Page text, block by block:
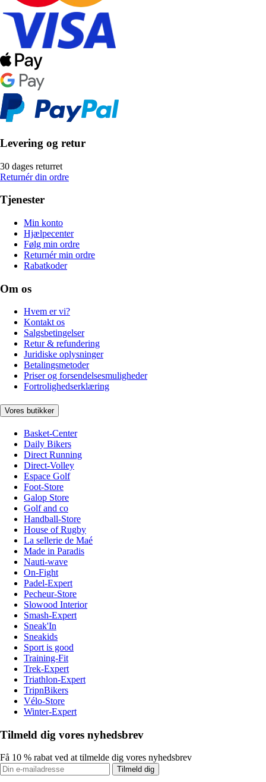
Levering og retur
30 dages returret
Returnér din ordre
Tjenester
Min konto
Hjælpecenter
Følg min ordre
Returnér min ordre
Rabatkoder
Om os
Hvem er vi?
Kontakt os
Salgsbetingelser
Retur & refundering
Juridiske oplysninger
Betalingsmetoder
Priser og forsendelsesmuligheder
Fortrolighedserklæring
Vores butikker
Basket-Center
Daily Bikers
Direct Running
Direct-Volley
Espace Golf
Foot-Store
Galop Store
Golf and co
Handball-Store
House of Rugby
La sellerie de Maé
Made in Paradis
Nauti-wave
On-Fight
Padel-Expert
Pecheur-Store
Slowood Interior
Smash-Expert
Sneak'In
Sneakids
Sport is good
Training-Fit
Trek-Expert
Triathlon-Expert
TripnBikers
Vélo-Store
Winter-Expert
Tilmeld dig vores nyhedsbrev
Få 10 % rabat ved at tilmelde dig vores nyhedsbrev
Tilmeld dig